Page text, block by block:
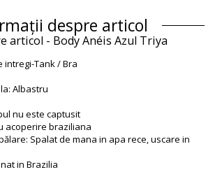
despre articol
articol - Body Anéis Azul Triya
intregi-Tank / Bra
Albastru
nu este captusit
acoperire braziliana
Spalat de mana in apa rece, uscare in
in Brazilia